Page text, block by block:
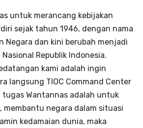
untuk merancang kebijakan
sejak tahun 1946, dengan nama
Negara dan kini berubah menjadi
Republik Indonesia.
kami adalah ingin
langsung TIOC Command Center
tugas Wantannas adalah untuk
membantu negara dalam situasi
kedamaian dunia, maka